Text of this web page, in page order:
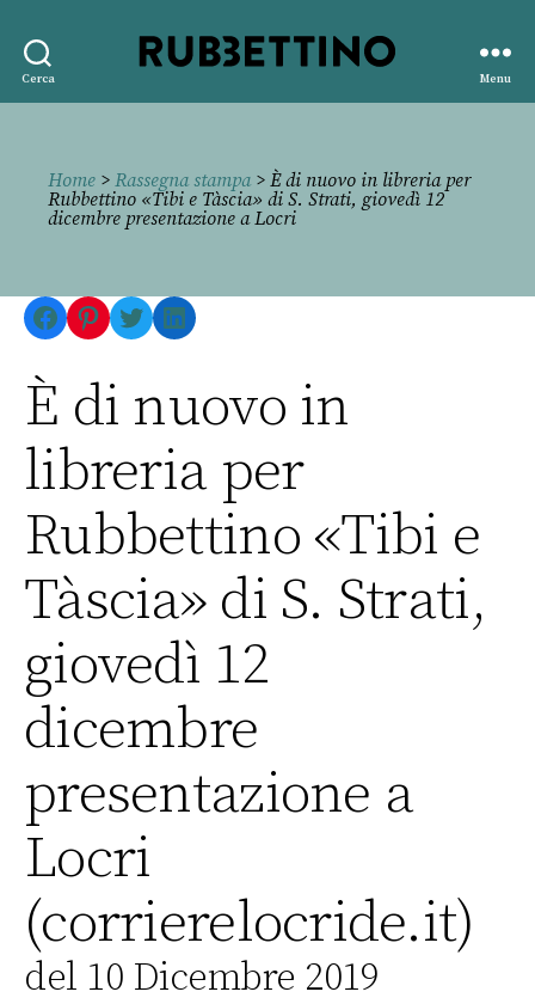
Cerca
editore
Menu
Home > Rassegna stampa> È di nuovo in libreria per
Rubbettino «Tibi e Tàscia» di S. Strati, giovedì 12
dicembre presentazione a Locri
Facebook
Pinterest
TwitterLinkedIn
È di nuovo in
libreria per
Rubbettino «Tibi e
Tàscia» di S. Strati,
giovedì 12
dicembre
presentazione a
Locri
(corrierelocride.it)
del 10 Dicembre 2019